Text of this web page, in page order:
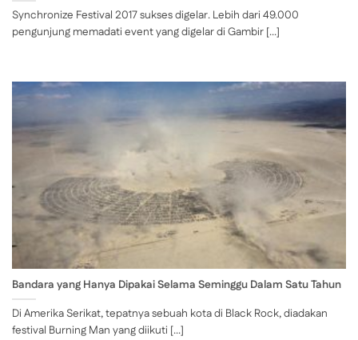
Synchronize Festival 2017 sukses digelar. Lebih dari 49.000
pengunjung memadati event yang digelar di Gambir [...]
Bandara yang Hanya Dipakai Selama Seminggu Dalam Satu Tahun
Di Amerika Serikat, tepatnya sebuah kota di Black Rock, diadakan
festival Burning Man yang diikuti [...]